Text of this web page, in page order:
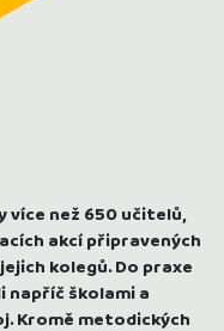
než 650 učitelů,
akcí připravených
kolegů. Do praxe
napříč školami a
Kromě metodických